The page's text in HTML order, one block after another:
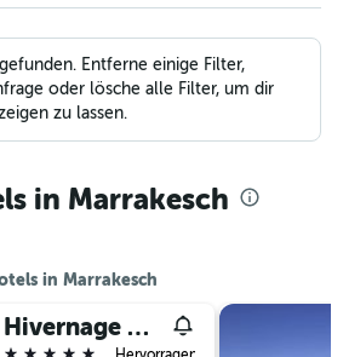
Entferne einige Filter,
oder lösche alle Filter, um dir
zu lassen.
in Marrakesch
in Marrakesch
Hivernage Hotel & Spa